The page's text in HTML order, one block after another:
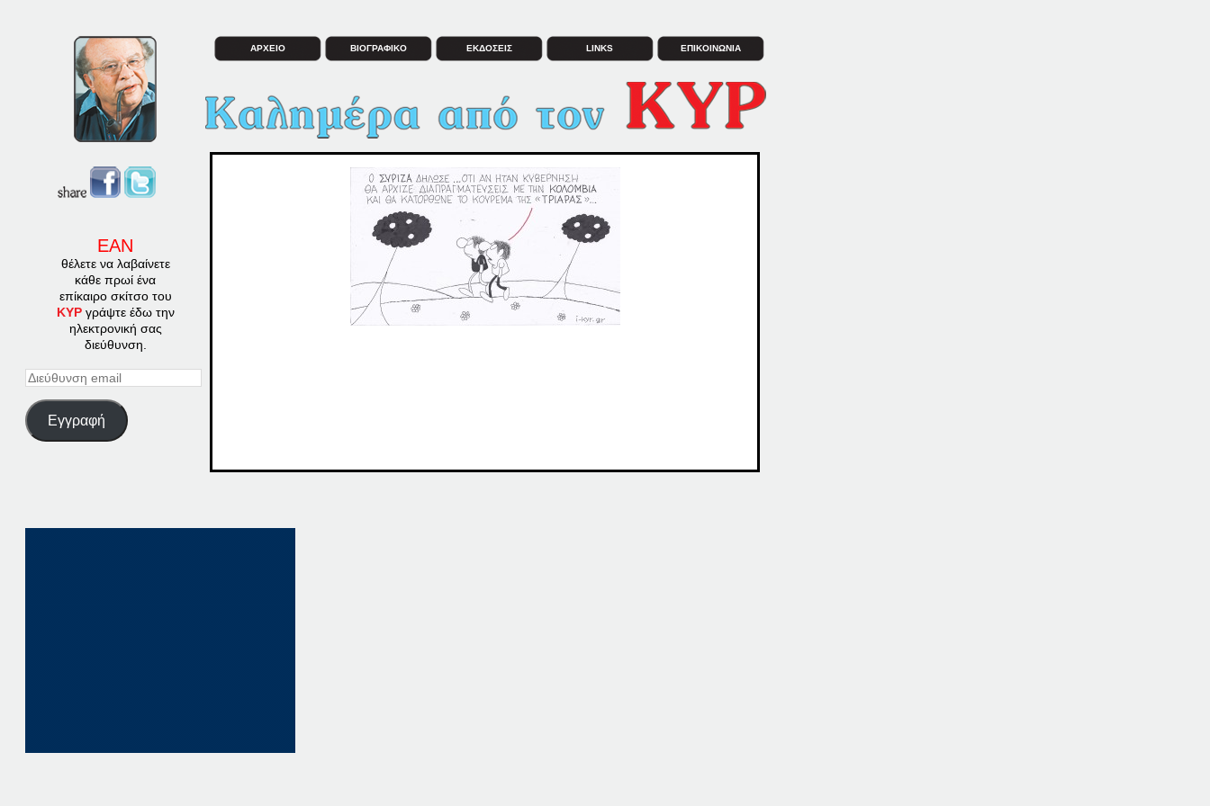
ΕΑΝ
θέλετε να λαβαίνετε
κάθε πρωί ένα
επίκαιρο σκίτσο του
ΚΥΡγράψτε έδω την
ηλεκτρονική σας
διεύθυνση.
Διεύθυνση
Εγγραφή
ΑΡΧΕΙΟ ΒΙΟΓΡΑΦΙΚΟ ΕΚΔΟΣΕΙΣ LINKS ΕΠΙΚΟΙΝΩΝΙΑ